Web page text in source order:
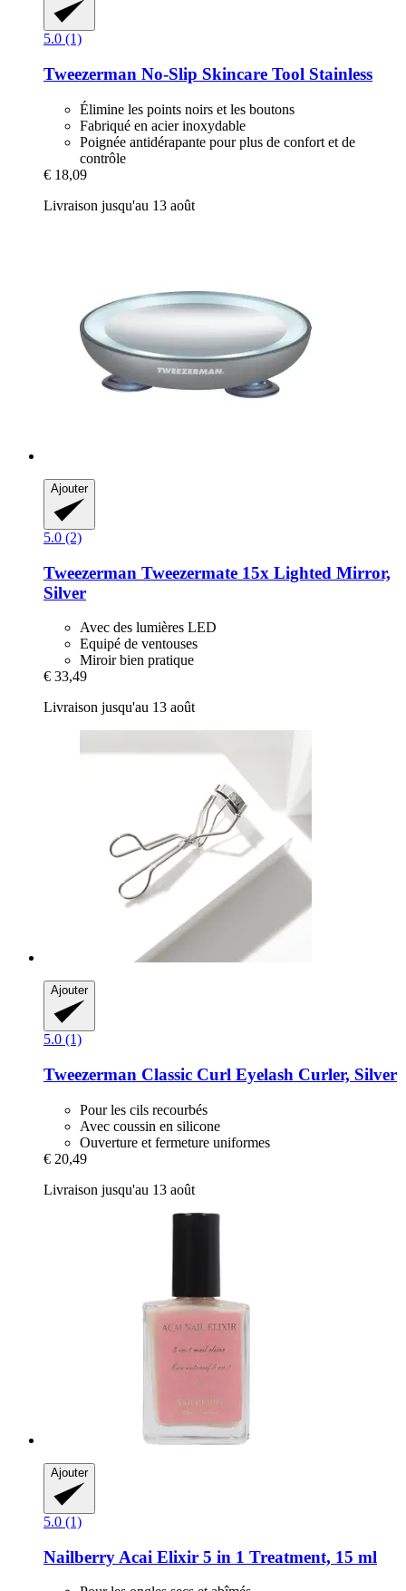
5.0 (1)
Tweezerman No-​Slip Skincare Tool Stainless
Élimine les points noirs et les boutons
Fabriqué en acier inoxydable
Poignée antidérapante pour plus de confort et de
contrôle
€ 18,09
Livraison jusqu'au 13 août
Ajouter
5.0 (2)
Tweezerman Tweezermate 15x Lighted Mirror,
Silver
Avec des lumières LED
Equipé de ventouses
Miroir bien pratique
€ 33,49
Livraison jusqu'au 13 août
Ajouter
5.0 (1)
Tweezerman Classic Curl Eyelash Curler, Silver
Pour les cils recourbés
Avec coussin en silicone
Ouverture et fermeture uniformes
€ 20,49
Livraison jusqu'au 13 août
Ajouter
5.0 (1)
Nailberry Acai Elixir 5 in 1 Treatment, 15 ml